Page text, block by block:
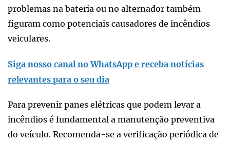
problemas na bateria ou no alternador também
figuram como potenciais causadores de incêndios
veiculares.
Siga nosso canal no WhatsApp e receba notícias
relevantes para o seu dia
Para prevenir panes elétricas que podem levar a
incêndios é fundamental a manutenção preventiva
do veículo. Recomenda-se a verificação periódica de